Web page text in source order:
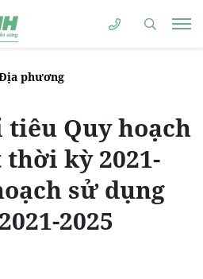
phương
tiêu Quy hoạch
kỳ 2021-
sử dụng
2025